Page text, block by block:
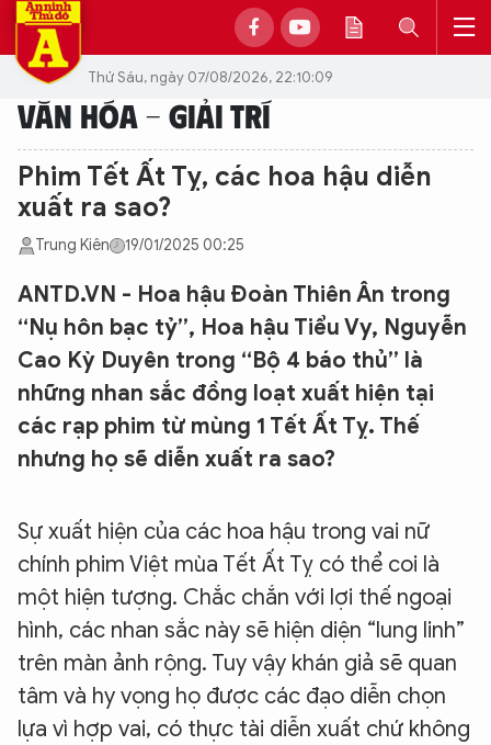
Thứ Sáu, ngày 07/08/2026, 22:10:09
VĂN HÓA - GIẢI TRÍ
Phim Tết Ất Tỵ, các hoa hậu diễn
xuất ra sao?
Trung Kiên 19/01/2025 00:25
ANTD.VN - Hoa hậu Đoàn Thiên Ân trong
“Nụ hôn bạc tỷ”, Hoa hậu Tiểu Vy, Nguyễn
Cao Kỳ Duyên trong “Bộ 4 báo thủ” là
những nhan sắc đồng loạt xuất hiện tại
các rạp phim từ mùng 1 Tết Ất Tỵ. Thế
nhưng họ sẽ diễn xuất ra sao?
Sự xuất hiện của các hoa hậu trong vai nữ
chính phim Việt mùa Tết Ất Tỵ có thể coi là
một hiện tượng. Chắc chắn với lợi thế ngoại
hình, các nhan sắc này sẽ hiện diện “lung linh”
trên màn ảnh rộng. Tuy vậy khán giả sẽ quan
tâm và hy vọng họ được các đạo diễn chọn
lựa vì hợp vai, có thực tài diễn xuất chứ không